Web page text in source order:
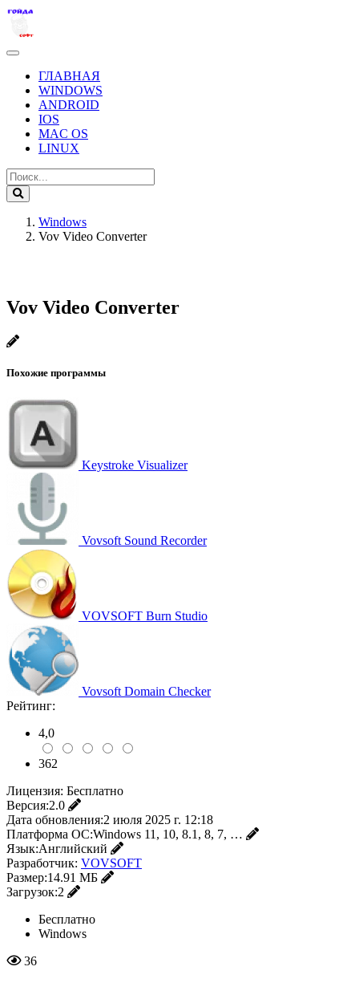
ГЛАВНАЯ
WINDOWS
ANDROID
IOS
MAC OS
LINUX
Windows
Vov Video Converter
Vov Video Converter
Похожие программы
Keystroke Visualizer
Vovsoft Sound Recorder
VOVSOFT Burn Studio
Vovsoft Domain Checker
Рейтинг:
4,0
362
Лицензия: Бесплатно
Версия:2.0
Дата обновления:2 июля 2025 г. 12:18
Платформа ОС:Windows 11, 10, 8.1, 8, 7, …
Язык:Английский
Разработчик: VOVSOFT
Размер:14.91 МБ
Загрузок:2
Бесплатно
Windows
36